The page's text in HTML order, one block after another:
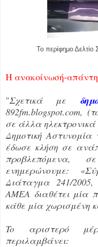
Το περίφημο
Η ανακοίνωσή-
"Σχετικά με
892fm.blogspot.com,
σε άλλα
Δημοτική
έδωσε κλήση σε
προβλεπόμενα,
ενημερώνουμε:
Διάταγμα 241/
ΑΜΕΑ διαθέτει μία
κάθε μία χωρισμένη
To αριστερό
περιλαμβάνει: